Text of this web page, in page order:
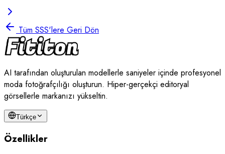
Tüm SSS'lere Geri Dön
AI tarafından oluşturulan modellerle saniyeler içinde profesyonel
moda fotoğrafçılığı oluşturun. Hiper-gerçekçi editoryal
görsellerle markanızı yükseltin.
Türkçe
Özellikler